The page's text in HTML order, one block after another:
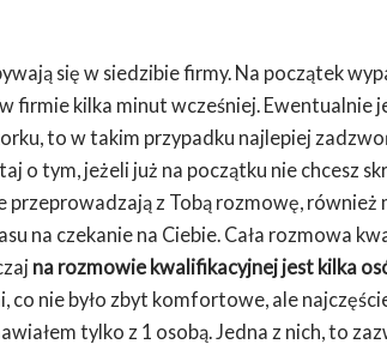
się w siedzibie firmy. Na początek
firmie kilka minut wcześniej. Ewentualnie
to w takim przypadku najlepiej
o tym, jeżeli już na początku nie chcesz
przeprowadzają z Tobą rozmowę, również
na czekanie na Ciebie. Cała rozmowa
na rozmowie kwalifikacyjnej jest kilka
co nie było zbyt komfortowe, ale
tylko z 1 osobą. Jedna z nich, to